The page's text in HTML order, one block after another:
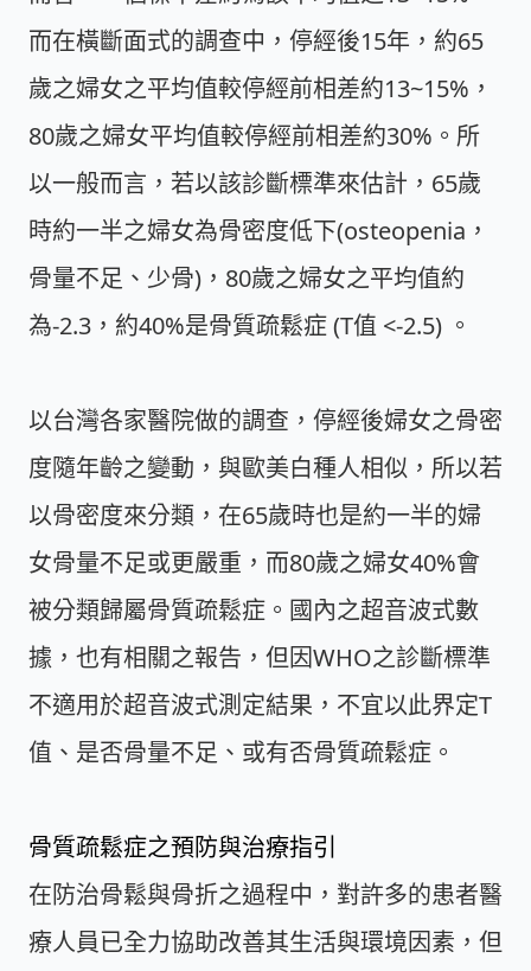
而在橫斷面式的調查中，停經後15年，約65
歲之婦女之平均值較停經前相差約13~15%，
80歲之婦女平均值較停經前相差約30%。所
以一般而言，若以該診斷標準來估計，65歲
時約一半之婦女為骨密度低下(osteopenia，
骨量不足、少骨)，80歲之婦女之平均值約
為-2.3，約40%是骨質疏鬆症 (T值 <-2.5) 。
以台灣各家醫院做的調查，停經後婦女之骨密
度隨年齡之變動，與歐美白種人相似，所以若
以骨密度來分類，在65歲時也是約一半的婦
女骨量不足或更嚴重，而80歲之婦女40%會
被分類歸屬骨質疏鬆症。國內之超音波式數
據，也有相關之報告，但因WHO之診斷標準
不適用於超音波式測定結果，不宜以此界定T
值、是否骨量不足、或有否骨質疏鬆症。
骨質疏鬆症之預防與治療指引
在防治骨鬆與骨折之過程中，對許多的患者醫
療人員已全力協助改善其生活與環境因素，但